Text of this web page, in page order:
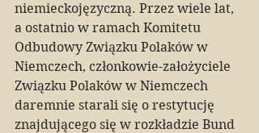
niemieckojęzyczną. Przez wiele lat,
a ostatnio w ramach Komitetu
Odbudowy Związku Polaków w
Niemczech, członkowie-założyciele
Związku Polaków w Niemczech
daremnie starali się o restytucję
znajdującego się w rozkładzie Bund